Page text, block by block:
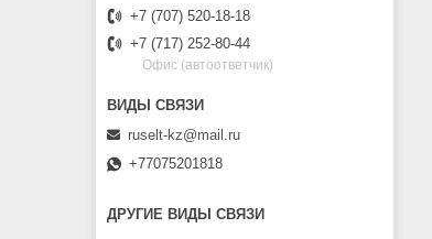
+7 (707) 520-18-18
+7 (717) 252-80-44
Офис (автоответчик)
ruselt-kz@mail.ru
+77075201818
ДРУГИЕ ВИДЫ СВЯЗИ